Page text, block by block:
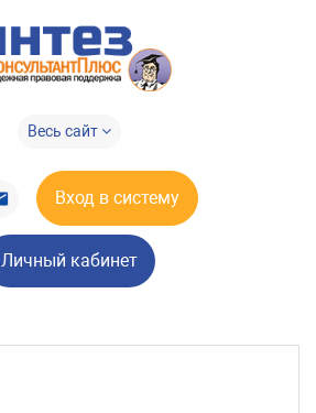
Весь сайт
Вход в систему
Личный кабинет